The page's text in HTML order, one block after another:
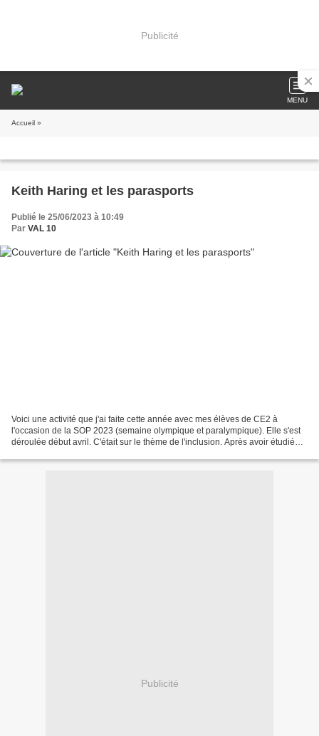
Publicité
MENU
Accueil »
Keith Haring et les parasports
Publié le 25/06/2023 à 10:49
Par VAL 10
Voici une activité que j'ai faite cette année avec mes élèves de CE2 à
l'occasion de la SOP 2023 (semaine olympique et paralympique). Elle s'est
déroulée début avril. C'était sur le thème de l'inclusion. Après avoir étudié
Publicité